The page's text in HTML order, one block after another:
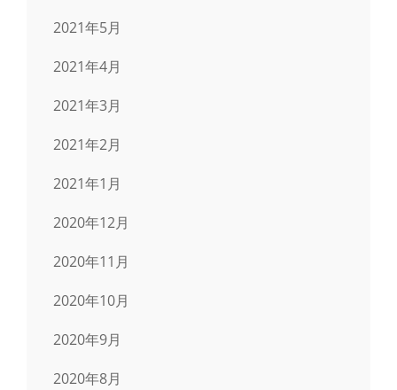
2021年5月
2021年4月
2021年3月
2021年2月
2021年1月
2020年12月
2020年11月
2020年10月
2020年9月
2020年8月